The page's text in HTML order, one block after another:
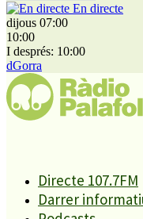
En directe
dijous 07:00
10:00
I després: 10:00
dGorra
Directe 107.7FM
Darrer
Segons Freixa, la
I és que a finals de
serà a PLF,
Es dóna el cas que
A partir